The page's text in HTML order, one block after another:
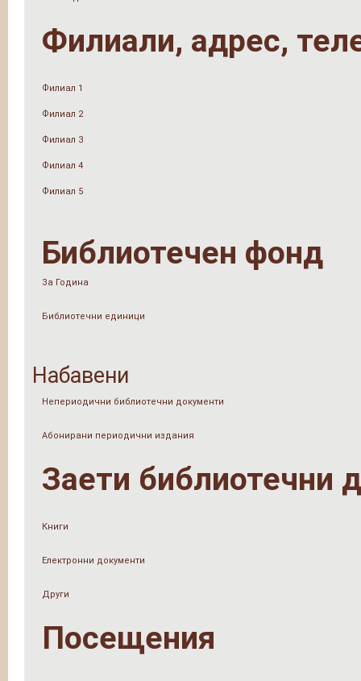
Филиали, адрес,
Филиал 1
Филиал 2
Филиал 3
Филиал 4
Филиал 5
Библиотечен фонд
За Година
Библиотечни единици
Набавени
Непериодични библиотечни документи
Абонирани периодични издания
Заети библиотечни
Книги
Електронни документи
Други
Посещения